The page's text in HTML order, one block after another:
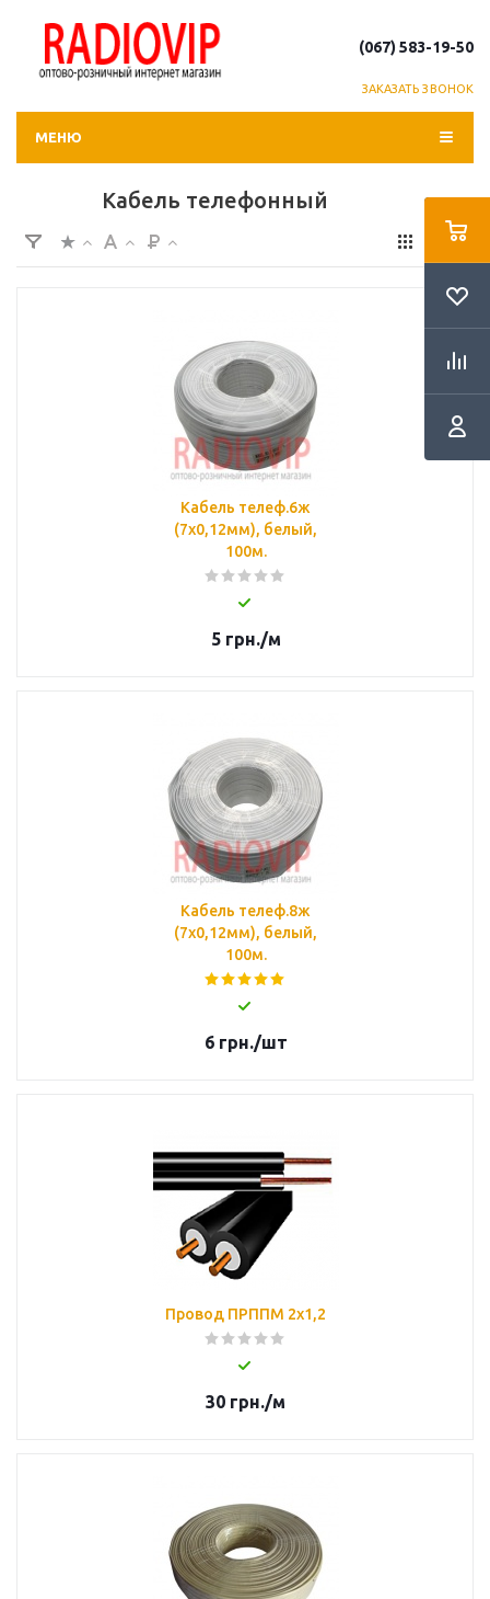
(067) 583-19-50
ЗАКАЗАТЬ ЗВОНОК
МЕНЮ
Кабель телефонный
Кабель телеф.6ж
(7х0,12мм), белый,
100м.
5грн./м
Кабель телеф.8ж
(7х0,12мм), белый,
100м.
6грн./шт
Провод ПРППМ 2х1,2
30 грн./м